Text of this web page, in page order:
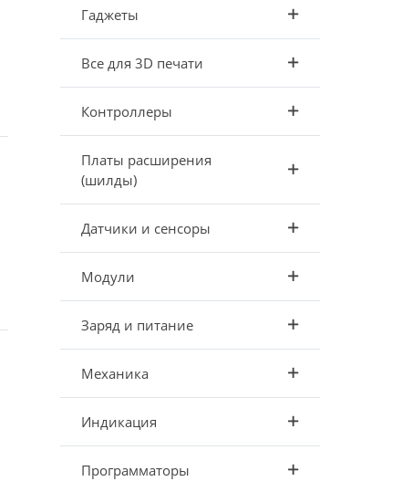
Гаджеты
Все для 3D печати
Контроллеры
Платы расширения
(шилды)
Датчики и сенсоры
Модули
Заряд и питание
Механика
Индикация
Программаторы